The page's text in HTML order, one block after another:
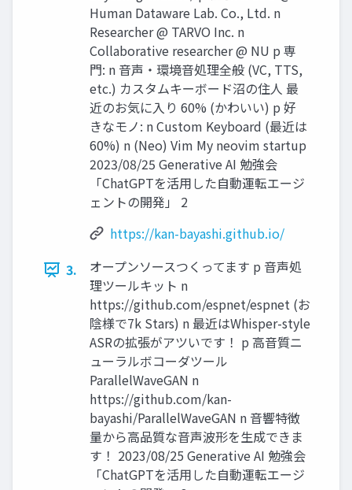
Human Dataware Lab. Co., Ltd. n
Researcher @ TARVO Inc. n
Collaborative researcher @ NU p 専
門: n 音声・環境音処理全般 (VC, TTS,
etc.) カスタムキーボード沼の住人 最
近のお気に入り 60% (かわいい) p 好
きなモノ: n Custom Keyboard (最近は
60%) n (Neo) Vim My neovim startup
2023/08/25 Generative AI 勉強会
「ChatGPTを活用した自動運転エージ
ェントの開発」 2
https://kan-bayashi.github.io/
3.
オープンソースつくってます p 音声処
理ツールキット n
https://github.com/espnet/espnet (お
陰様で7k Stars) n 最近はWhisper-style
ASRの拡張がアツいです！ p 高音質ニ
ューラルボコーダツール
ParallelWaveGAN n
https://github.com/kan-
bayashi/ParallelWaveGAN n 音響特徴
量から高品質な音声波形を生成できま
す！ 2023/08/25 Generative AI 勉強会
「ChatGPTを活用した自動運転エージ